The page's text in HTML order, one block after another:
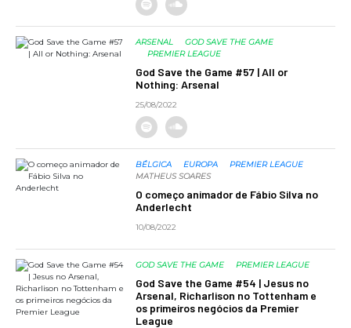
ARSENAL
GOD SAVE THE GAME
PREMIER LEAGUE
God Save the Game #57 | All or
Nothing: Arsenal
25/08/2022
BÉLGICA EUROPA
PREMIER LEAGUE
MATHEUS SOARES
O começo animador de Fábio Silva no
Anderlecht
10/08/2022
GOD SAVE THE GAME PREMIER LEAGUE
God Save the Game #54 | Jesus no
Arsenal, Richarlison no Tottenham e
os primeiros negócios da Premier
League